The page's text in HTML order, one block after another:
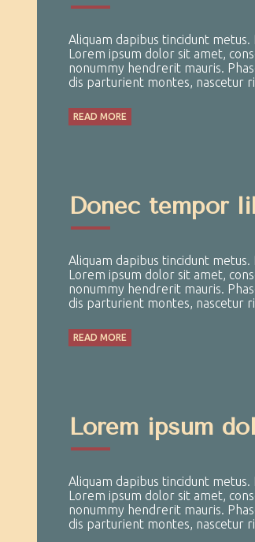
Aliquam dapibus tincidunt
Lorem ipsum dolor sit amet,
nonummy hendrerit mauris.
dis parturient montes, nascetur
READ MORE
Donec tempor
Aliquam dapibus tincidunt
Lorem ipsum dolor sit amet,
nonummy hendrerit mauris.
dis parturient montes, nascetur
READ MORE
Lorem ipsum
Aliquam dapibus tincidunt
Lorem ipsum dolor sit amet,
nonummy hendrerit mauris.
dis parturient montes, nascetur